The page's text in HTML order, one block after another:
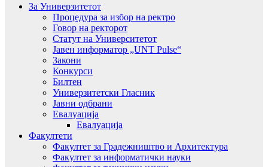
За Универзитетот
Процедура за избор на ректро
Говор на ректорот
Статут на Университетот
Јавен информатор „UNT Pulse“
Закони
Конкурси
Билтен
Универзитетски Гласник
Јавни одбрани
Евалуација
Евалуација
Факултети
Факултет за Градежништво и Архитектура
Факултет за информатички науки